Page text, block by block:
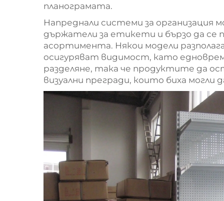
планограмата.
Напреднали системи за организация
държатели за етикети и бързо да се
асортимента. Някои модели
осигуряват видимост, като
разделяне, така че продуктите да
визуални прегради, които биха